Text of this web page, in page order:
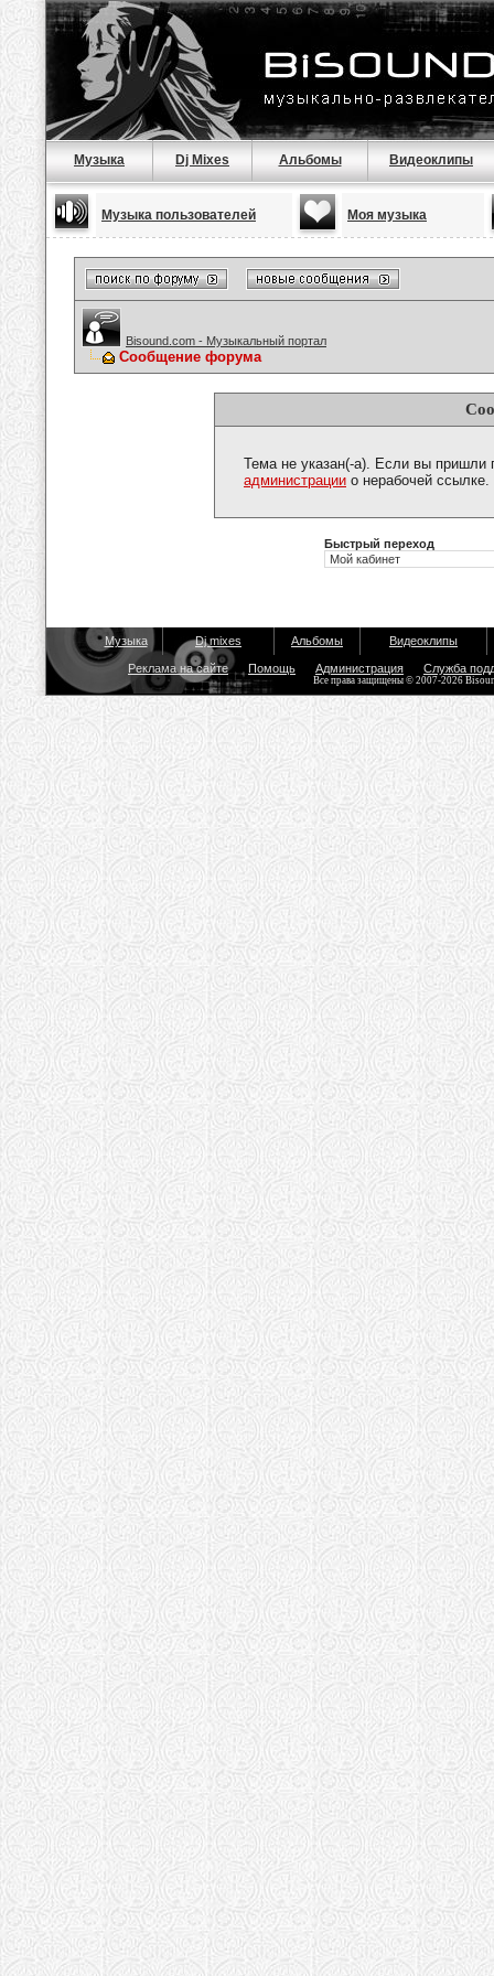
Музыка Dj Mixes Альбомы Видеоклипы
Музыка пользователей Моя музыка
Bisound.com - Музыкальный портал
Сообщение форума
Тема не указан(-а). Если вы пришли
администрации о нерабочей ссылке.
Быстрый переход
Музыка Dj mixes Альбомы Видеоклипы
Реклама на сайте Помощь Администрация Служба
Все права защищены © 2007-2026